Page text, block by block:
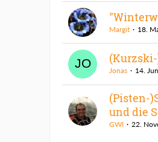
Margit 18.
Jonas 14.
(Pisten-
und die
GWI 22.